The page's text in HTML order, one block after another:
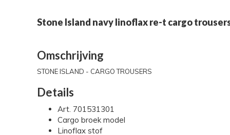
Stone Island navy linoflax re-t cargo
Omschrijving
STONE ISLAND - CARGO TROUSERS
Details
Art. 701531301
Cargo broek model
Linoflax stof